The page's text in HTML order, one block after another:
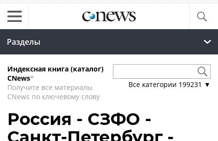
Разделы
Индексная книга (каталог)
CNews*
Получите все материалы
CNews по ключевому слову
Все категории 199231 ▼
Россия - СЗФО -